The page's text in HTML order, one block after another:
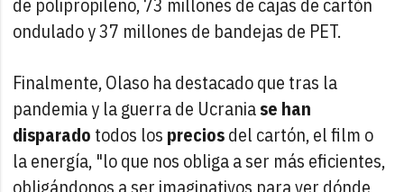
ondulado y 37 millones de bandejas de PET.
Finalmente, Olaso ha destacado que tras la
pandemia y la guerra de Ucraniase han
disparado todos los preciosdel cartón, el film o
la energía, "lo que nos obliga a ser más eficientes,
obligándonos a ser imaginativos para ver dónde